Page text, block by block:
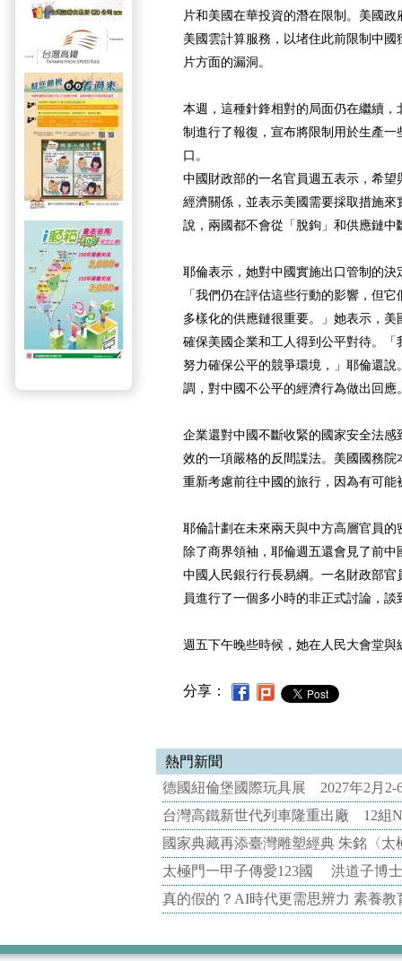
片和美國在華投資的潛在限制。美國
美國雲計算服務，以堵住此前限制中
片方面的漏洞。
本週，這種針鋒相對的局面仍在繼續
制進行了報復，宣布將限制用於生產
口。
中國財政部的一名官員週五表示，希
經濟關係，並表示美國需要採取措施
說，兩國都不會從「脫鉤」和供應鏈中
耶倫表示，她對中國實施出口管制的
「我們仍在評估這些行動的影響，但
多樣化的供應鏈很重要。」她表示，
確保美國企業和工人得到公平對待。
努力確保公平的競爭環境，」耶倫還
調，對中國不公平的經濟行為做出回應
企業還對中國不斷收緊的國家安全法
效的一項嚴格的反間諜法。美國國務
重新考慮前往中國的旅行，因為有可能
耶倫計劃在未來兩天與中方高層官員
除了商界領袖，耶倫週五還會見了前
中國人民銀行行長易綱。一名財政部
員進行了一個多小時的非正式討論，談
週五下午晚些時候，她在人民大會堂與
分享：
熱門新聞
德國紐倫堡國際玩具展 2027年2月2-
台灣高鐵新世代列車隆重出廠 12組
國家典藏再添臺灣雕塑經典 朱銘〈
太極門一甲子傳愛123國 洪道子博
真的假的？AI時代更需思辨力 素養